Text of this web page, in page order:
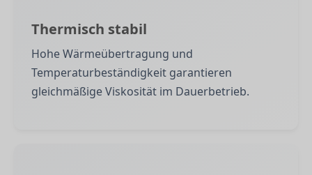
Thermisch stabil
Hohe Wärmeübertragung und
Temperaturbeständigkeit garantieren
gleichmäßige Viskosität im Dauerbetrieb.